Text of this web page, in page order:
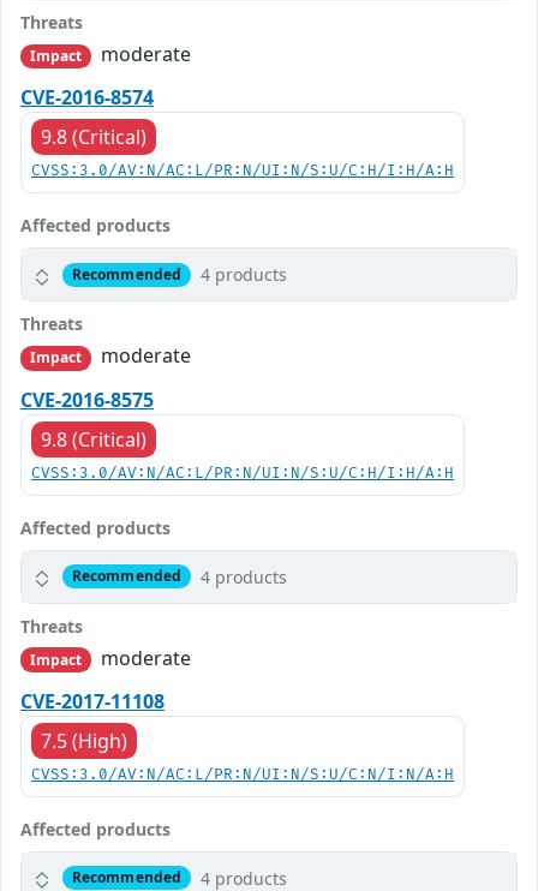
Threats
Impact
moderate
CVE-2016-8574
9.8 (Critical)
CVSS:3.0/AV:N/AC:L/PR:N/UI:N/S:U/C:H/I:H/A:H
Affected products
Recommended 4 products
Threats
Impact
moderate
CVE-2016-8575
9.8 (Critical)
CVSS:3.0/AV:N/AC:L/PR:N/UI:N/S:U/C:H/I:H/A:H
Affected products
Recommended 4 products
Threats
Impact
moderate
CVE-2017-11108
7.5 (High)
CVSS:3.0/AV:N/AC:L/PR:N/UI:N/S:U/C:N/I:N/A:H
Affected products
Recommended 4 products